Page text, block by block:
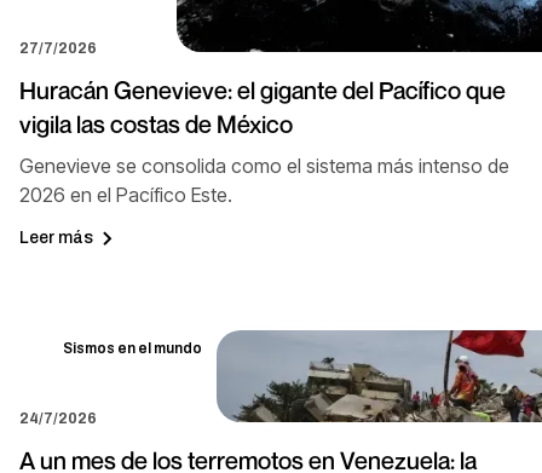
27/7/2026
Huracán Genevieve: el gigante del Pacífico que
vigila las costas de México
Genevieve se consolida como el sistema más intenso de
2026 en el Pacífico Este.
Leer más
Sismos en el mundo
24/7/2026
A un mes de los terremotos en Venezuela: la